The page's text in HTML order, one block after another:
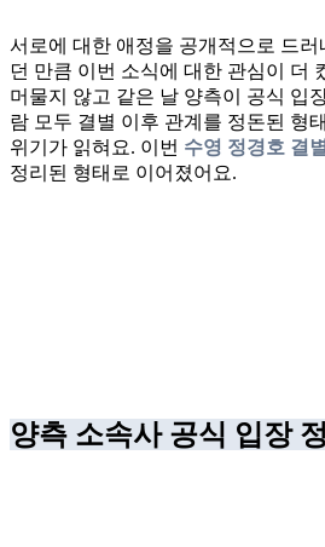
서로에 대한 애정을 공개적으로 드
던 만큼 이번 소식에 대한 관심이 더
머물지 않고 같은 날 양측이 공식 입
람 모두 결별 이후 관계를 정돈된 형
위기가 읽혀요. 이번 수영 정경호 결별
정리된 형태로 이어졌어요.
양측 소속사 공식 입장